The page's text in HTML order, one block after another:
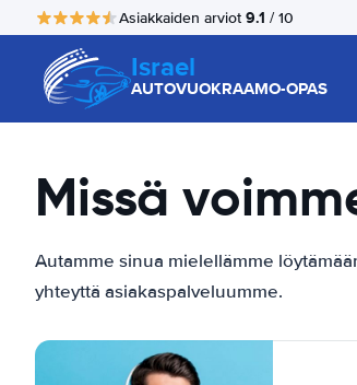
Asiakkaiden arviot 9.1 / 10
Israel
AUTOVUOKRAAMO-OPAS
Missä
Autamme sinua mielellämme
yhteyttä asiakaspalveluumme.